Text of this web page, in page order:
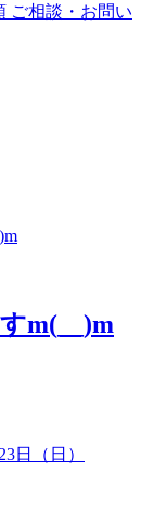
ご相談・お問い
m(__)m